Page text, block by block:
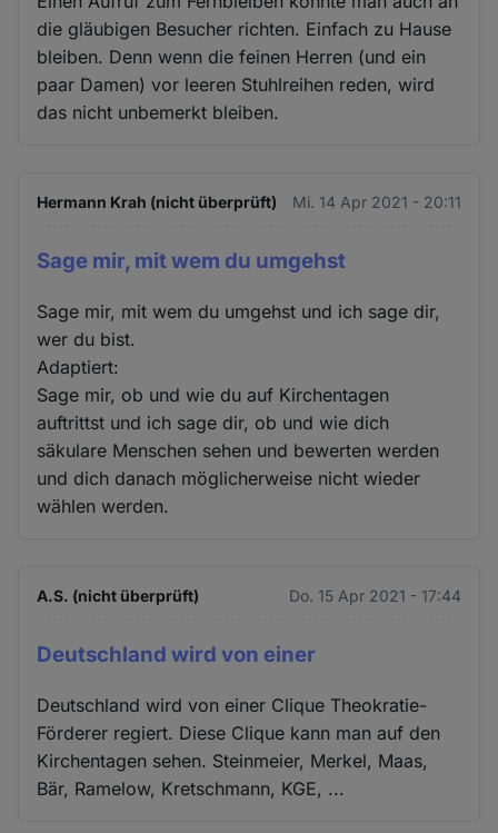
die gläubigen Besucher richten. Einfach zu Hause
bleiben. Denn wenn die feinen Herren (und ein
paar Damen) vor leeren Stuhlreihen reden, wird
das nicht unbemerkt bleiben.
Hermann Krah (nicht überprüft) Mi. 14 Apr 2021 - 20:11
Sage mir, mit wem du umgehst
Sage mir, mit wem du umgehst und ich sage dir,
wer du bist.
Adaptiert:
Sage mir, ob und wie du auf Kirchentagen
auftrittst und ich sage dir, ob und wie dich
säkulare Menschen sehen und bewerten werden
und dich danach möglicherweise nicht wieder
wählen werden.
A.S. (nicht überprüft) Do. 15 Apr 2021 - 17:44
Deutschland wird von einer
Deutschland wird von einer Clique Theokratie-
Förderer regiert. Diese Clique kann man auf den
Kirchentagen sehen. Steinmeier, Merkel, Maas,
Bär, Ramelow, Kretschmann, KGE, ...